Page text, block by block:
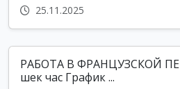
25.11.2025
РАБОТА В ФРАНЦУЗСКОЙ
шек час График ...